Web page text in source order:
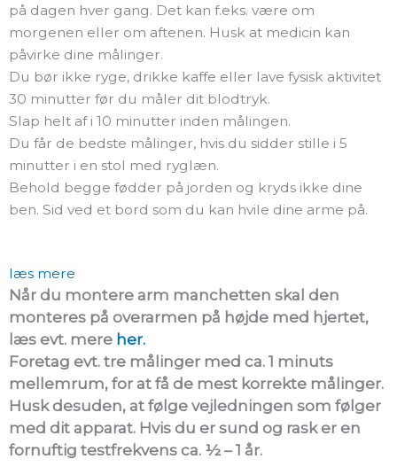
på dagen hver gang. Det kan f.eks. være om
morgenen eller om aftenen. Husk at medicin kan
påvirke dine målinger.
Du bør ikke ryge, drikke kaffe eller lave fysisk aktivitet
30 minutter før du måler dit blodtryk.
Slap helt af i 10 minutter inden målingen.
Du får de bedste målinger, hvis du sidder stille i 5
minutter i en stol med ryglæn.
Behold begge fødder på jorden og kryds ikke dine
ben. Sid ved et bord som du kan hvile dine arme på.
læs mere
Når du montere arm manchetten skal den
monteres på overarmen på højde med hjertet,
læs evt. mere her.
Foretag evt. tre målinger med ca. 1 minuts
mellemrum, for at få de mest korrekte målinger.
Husk desuden, at følge vejledningen som følger
med dit apparat. Hvis du er sund og rask er en
fornuftig testfrekvens ca. ½ – 1 år.